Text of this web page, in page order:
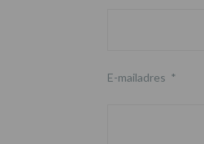
E-mailadres *